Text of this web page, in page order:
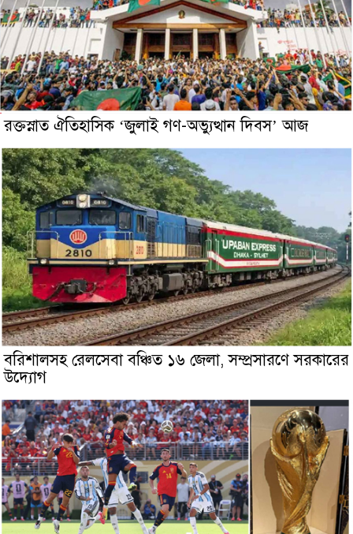
রক্তস্নাত ঐতিহাসিক ‌‘জুলাই গণ-অভ্যুত্থান দিবস’ আজ
বরিশালসহ রেলসেবা বঞ্চিত ১৬ জেলা, সম্প্রসারণে সরকারের
উদ্যোগ